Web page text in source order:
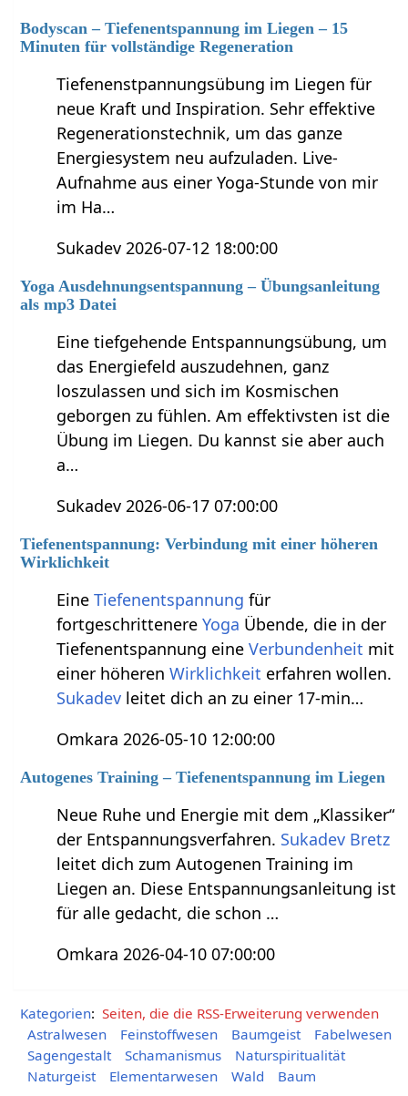
Bodyscan – Tiefenentspannung im Liegen – 15
Minuten für vollständige Regeneration
Tiefenenstpannungsübung im Liegen für
neue Kraft und Inspiration. Sehr effektive
Regenerationstechnik, um das ganze
Energiesystem neu aufzuladen. Live-
Aufnahme aus einer Yoga-Stunde von mir
im Ha…
Sukadev 2026-07-12 18:00:00
Yoga Ausdehnungsentspannung – Übungsanleitung
als mp3 Datei
Eine tiefgehende Entspannungsübung, um
das Energiefeld auszudehnen, ganz
loszulassen und sich im Kosmischen
geborgen zu fühlen. Am effektivsten ist die
Übung im Liegen. Du kannst sie aber auch
a…
Sukadev 2026-06-17 07:00:00
Tiefenentspannung: Verbindung mit einer höheren
Wirklichkeit
EineTiefenentspannung für
fortgeschrittenereYoga Übende, die in der
Tiefenentspannung eineVerbundenheit mit
einer höherenWirklichkeit erfahren wollen.
Sukadev leitet dich an zu einer 17-min…
Omkara 2026-05-10 12:00:00
Autogenes Training – Tiefenentspannung im Liegen
Neue Ruhe und Energie mit dem „Klassiker“
der Entspannungsverfahren. Sukadev Bretz
leitet dich zum Autogenen Training im
Liegen an. Diese Entspannungsanleitung ist
für alle gedacht, die schon …
Omkara 2026-04-10 07:00:00
Kategorien: Seiten, die die RSS-Erweiterung verwenden
Astralwesen
Feinstoffwesen Baumgeist
Fabelwesen
Sagengestalt
Schamanismus
Naturspiritualität
Naturgeist
Elementarwesen Wald Baum